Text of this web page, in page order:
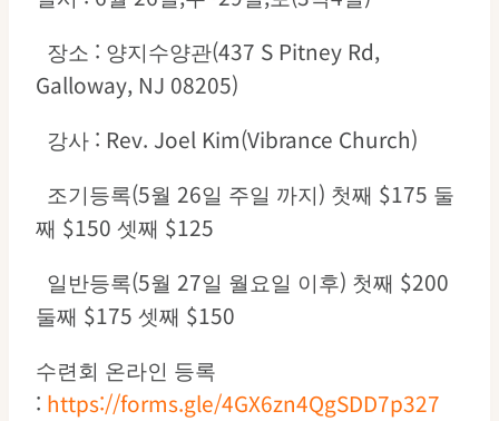
장소 : 양지수양관(437 S Pitney Rd,
Galloway, NJ 08205)
강사 : Rev. Joel Kim(Vibrance Church)
조기등록(5월 26일 주일 까지) 첫째 $175 둘
째 $150 셋째 $125
일반등록(5월 27일 월요일 이후) 첫째 $200
둘째 $175 셋째 $150
수련회 온라인 등록
: https://forms.gle/4GX6zn4QgSDD7p327